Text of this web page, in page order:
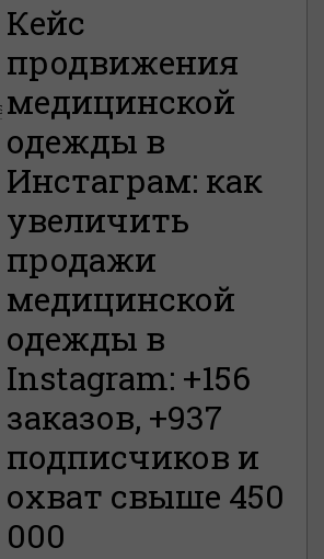
Кейс
продвижения
медицинской
одежды в
Инстаграм: как
увеличить
продажи
медицинской
одежды в
Instagram: +156
заказов, +937
подписчиков и
охват свыше 450
000